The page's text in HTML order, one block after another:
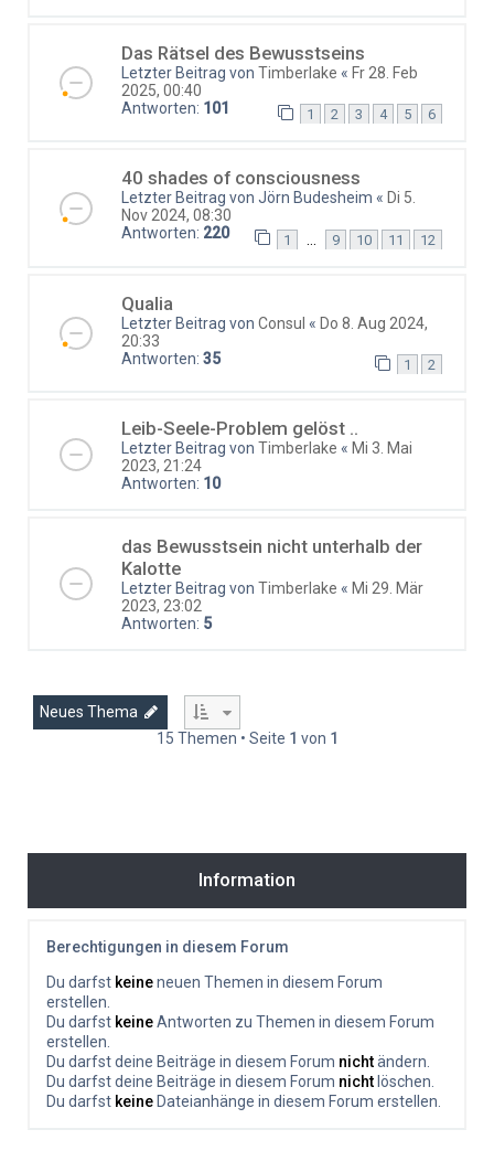
Das Rätsel des Bewusstseins
Letzter Beitrag von Timberlake « Fr 28. Feb
2025, 00:40
Antworten: 101 1 2 3 4 5 6
40 shades of consciousness
Letzter Beitrag von Jörn Budesheim « Di 5.
Nov 2024, 08:30
Antworten: 220 1 9 10 11 12
Qualia
Letzter Beitrag von Consul « Do 8. Aug 2024,
20:33
Antworten: 35 1 2
Leib-Seele-Problem gelöst ..
Letzter Beitrag von Timberlake « Mi 3. Mai
2023, 21:24
Antworten: 10
das Bewusstsein nicht unterhalb der
Kalotte
Letzter Beitrag von Timberlake « Mi 29. Mär
2023, 23:02
Antworten: 5
Neues Thema
15 Themen • Seite 1 von 1
Information
Berechtigungen in diesem Forum
Du darfst keineneuen Themen in diesem Forum
erstellen.
Du darfst keineAntworten zu Themen in diesem Forum
erstellen.
Du darfst deine Beiträge in diesem Forum nichtändern.
Du darfst deine Beiträge in diesem Forum nicht löschen.
Du darfst keine Dateianhänge in diesem Forum erstellen.